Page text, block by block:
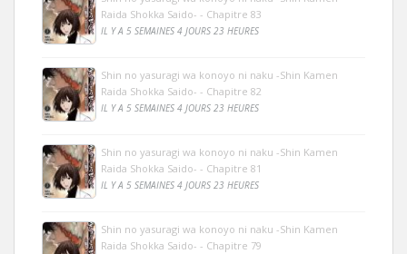
Raida Shokka Saido- - Chapitre 83
IL Y A 5 SEMAINES 4 JOURS 23 HEURES
Shin no yasuragi wa konoyo ni naku -Shin Kamen
Raida Shokka Saido- - Chapitre 82
IL Y A 5 SEMAINES 4 JOURS 23 HEURES
Shin no yasuragi wa konoyo ni naku -Shin Kamen
Raida Shokka Saido- - Chapitre 81
IL Y A 5 SEMAINES 4 JOURS 23 HEURES
Shin no yasuragi wa konoyo ni naku -Shin Kamen
Raida Shokka Saido- - Chapitre 79